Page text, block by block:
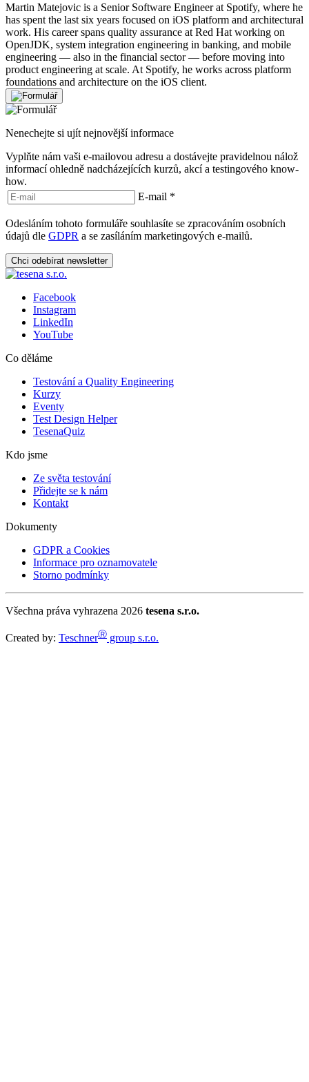
Martin Matejovic is a Senior Software Engineer at Spotify, where he
has spent the last six years focused on iOS platform and architectural
work. His career spans quality assurance at Red Hat working on
OpenJDK, system integration engineering in banking, and mobile
engineering — also in the financial sector — before moving into
product engineering at scale. At Spotify, he works across platform
foundations and architecture on the iOS client.
Nenechejte si ujít nejnovější informace
Vyplňte nám vaši e-mailovou adresu a dostávejte pravidelnou nálož
informací ohledně nadcházejících kurzů, akcí a testingového know-
how.
E-mail *
Odesláním tohoto formuláře souhlasíte se zpracováním osobních
údajů dle GDPR a se zasíláním marketingových e-mailů.
Chci odebírat newsletter
Facebook
Instagram
LinkedIn
YouTube
Co děláme
Testování a Quality Engineering
Kurzy
Eventy
Test Design Helper
TesenaQuiz
Kdo jsme
Ze světa testování
Přidejte se k nám
Kontakt
Dokumenty
GDPR a Cookies
Informace pro oznamovatele
Storno podmínky
Všechna práva vyhrazena 2026 tesena s.r.o.
Created by: TeschnerⓇ group s.r.o.